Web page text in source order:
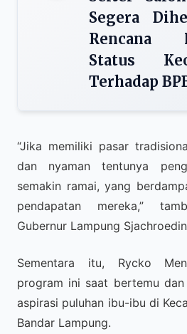
Segera
Rencana
Status
Terhadap
“Jika memiliki pasar
dan nyaman tentunya
semakin ramai, yang
pendapatan mereka,”
Gubernur Lampung
Sementara itu, Rycko
program ini saat bertemu
aspirasi puluhan ibu-ibu di
Bandar Lampung.